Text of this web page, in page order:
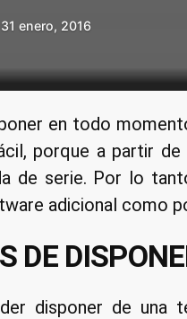
31 enero, 2016
en todo
porque a partir de
de serie. Por lo
adicional como
DE
disponer de una